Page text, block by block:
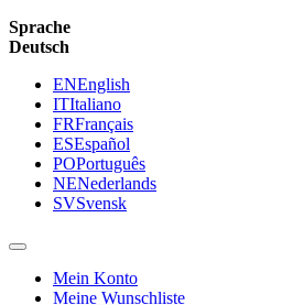
Sprache
Deutsch
ENEnglish
ITItaliano
FRFrançais
ESEspañol
POPortuguês
NENederlands
SVSvensk
Mein Konto
Meine Wunschliste